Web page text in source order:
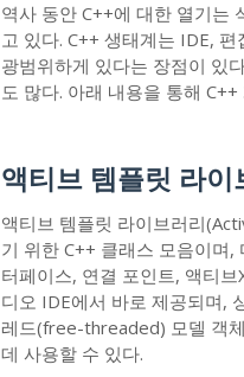
역사 동안 C++에 대한 열기는
고 있다. C++ 생태계는 IDE,
광범위하게 있다는 장점이 있
도 많다. 아래 내용을 통해
액티브 템플릿 라이
액티브 템플릿 라이브러리
기 위한 C++ 클래스 모음이며
터페이스, 연결 포인트, 액티
디오 IDE에서 바로 제공되며,
레드(free-threaded) 모델 객
데 사용할 수 있다.